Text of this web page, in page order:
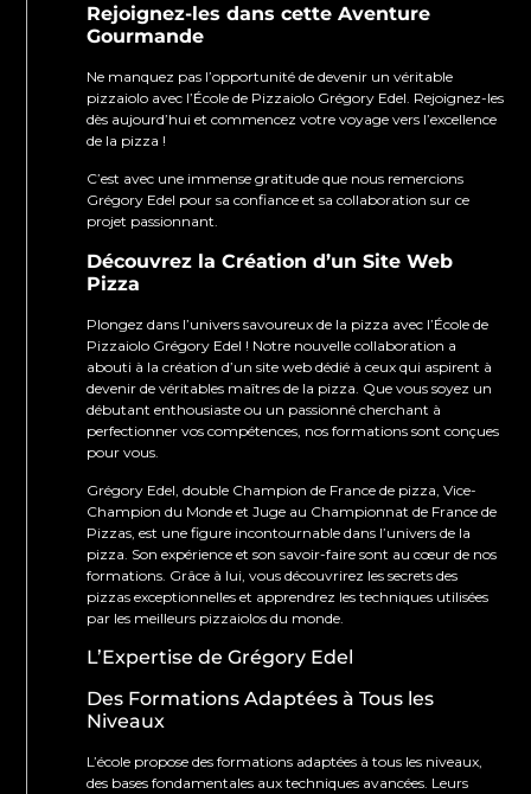
Rejoignez-les dans cette Aventure
Gourmande
Ne manquez pas l’opportunité de devenir un véritable
pizzaiolo avec l’École de Pizzaiolo Grégory Edel. Rejoignez-les
dès aujourd’hui et commencez votre voyage vers l’excellence
de la pizza !
C’est avec une immense gratitude que nous remercions
Grégory Edel pour sa confiance et sa collaboration sur ce
projet passionnant.
Découvrez la Création d’un Site Web
Pizza
Plongez dans l’univers savoureux de la pizza avec l’École de
Pizzaiolo Grégory Edel ! Notre nouvelle collaboration a
abouti à la création d’un site web dédié à ceux qui aspirent à
devenir de véritables maîtres de la pizza. Que vous soyez un
débutant enthousiaste ou un passionné cherchant à
perfectionner vos compétences, nos formations sont conçues
pour vous.
Grégory Edel, double Champion de France de pizza, Vice-
Champion du Monde et Juge au Championnat de France de
Pizzas, est une figure incontournable dans l’univers de la
pizza. Son expérience et son savoir-faire sont au cœur de nos
formations. Grâce à lui, vous découvrirez les secrets des
pizzas exceptionnelles et apprendrez les techniques utilisées
par les meilleurs pizzaiolos du monde.
L’Expertise de Grégory Edel
Des Formations Adaptées à Tous les
Niveaux
L’école propose des formations adaptées à tous les niveaux,
des bases fondamentales aux techniques avancées. Leurs